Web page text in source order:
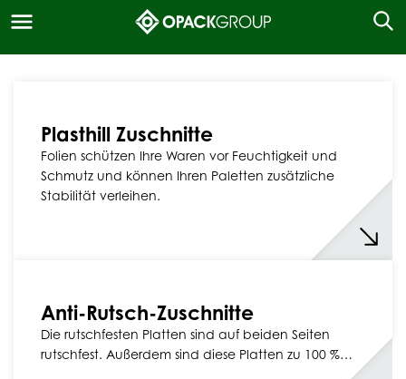
Plasthill Zuschnitte
Folien schützen Ihre Waren vor Feuchtigkeit und
Schmutz und können Ihren Paletten zusätzliche
Stabilität verleihen.
Anti-Rutsch-Zuschnitte
Die rutschfesten Platten sind auf beiden Seiten
rutschfest. Außerdem sind diese Platten zu 100 %…